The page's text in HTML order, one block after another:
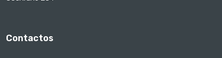
Contactos